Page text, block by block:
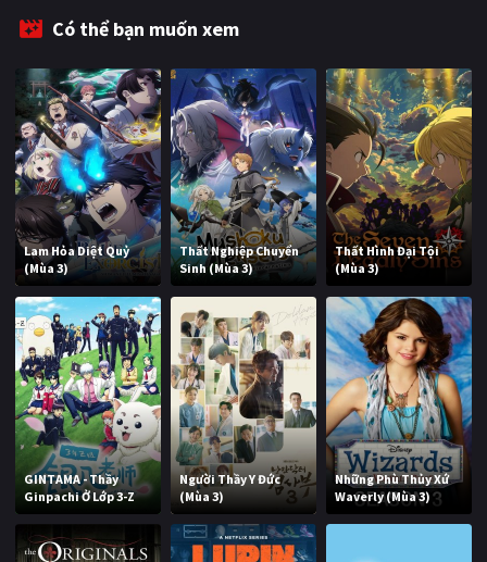
Có thể bạn muốn xem
Lam Hỏa Diệt Quỷ
(Mùa 3)
Thất Nghiệp Chuyển
Sinh (Mùa 3)
Thất Hình Đại Tội
(Mùa 3)
GINTAMA - Thầy
Ginpachi Ở Lớp 3-Z
Người Thầy Y Đức
(Mùa 3)
Những Phù Thủy Xứ
Waverly (Mùa 3)